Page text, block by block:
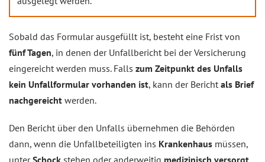
Sobald das Formular ausgefüllt ist, besteht eine Frist von
fünf Tagen, in denen der Unfallbericht bei der Versicherung
eingereicht werden muss. Falls zum Zeitpunkt des Unfalls
kein Unfallformular vorhanden ist, kann der Bericht als Brief
nachgereicht werden.
Den Bericht über den Unfalls übernehmen die Behörden
dann, wenn die Unfallbeteiligten ins Krankenhaus müssen,
unterSchock stehen oder anderweitig medizinisch versorgt